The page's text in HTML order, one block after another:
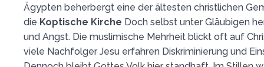
Ägypten beherbergt eine der ältesten christlichen
die Koptische Kirche Doch selbst unter Gläubigen
und Angst. Die muslimische Mehrheit blickt oft auf
viele Nachfolger Jesu erfahren Diskriminierung und